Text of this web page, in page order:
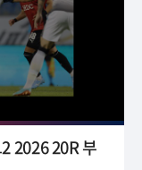
2026 20R 부